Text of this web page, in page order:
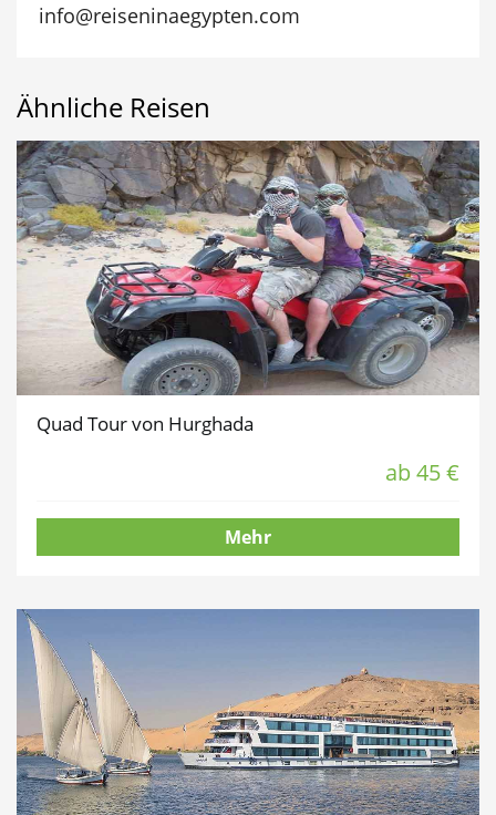
info@reiseninaegypten.com
Ähnliche Reisen
Quad Tour von Hurghada
ab 45 €
Mehr